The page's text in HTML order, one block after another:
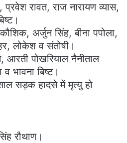
रावत, राज नारायण व्यास,
अर्जुन सिंह, बीना पपोला,
लोकेश व संतोषी।
आरती पोखरियाल नैनीताल
भावना बिष्ट।
सड़क हादसे में मृत्यु हो
रौथाण।